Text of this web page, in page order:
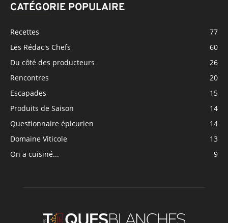
CATÉGORIE POPULAIRE
Recettes
77
Les Rédac's Chefs
60
Du côté des producteurs
26
Rencontres
20
Escapades
15
Produits de Saison
14
Questionnaire épicurien
14
Domaine Viticole
13
On a cuisiné...
9